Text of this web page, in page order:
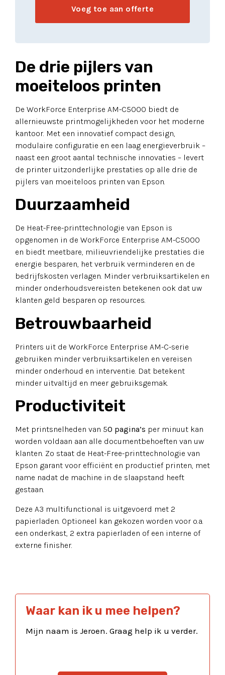
Voeg toe aan offerte
De drie pijlers van
moeiteloos printen
De WorkForce Enterprise AM-C5000 biedt de
allernieuwste printmogelijkheden voor het moderne
kantoor. Met een innovatief compact design,
modulaire configuratie en een laag energieverbruik –
naast een groot aantal technische innovaties – levert
de printer uitzonderlijke prestaties op alle drie de
pijlers van moeiteloos printen van Epson.
Duurzaamheid
De Heat-Free-printtechnologie van Epson is
opgenomen in de WorkForce Enterprise AM-C5000
en biedt meetbare, milieuvriendelijke prestaties die
energie besparen, het verbruik verminderen en de
bedrijfskosten verlagen. Minder verbruiksartikelen en
minder onderhoudsvereisten betekenen ook dat uw
klanten geld besparen op resources.
Betrouwbaarheid
Printers uit de WorkForce Enterprise AM-C-serie
gebruiken minder verbruiksartikelen en vereisen
minder onderhoud en interventie. Dat betekent
minder uitvaltijd en meer gebruiksgemak.
Productiviteit
Met printsnelheden van 50 pagina’s per minuut kan
worden voldaan aan alle documentbehoeften van uw
klanten. Zo staat de Heat-Free-printtechnologie van
Epson garant voor efficiënt en productief printen, met
name nadat de machine in de slaapstand heeft
gestaan.
Deze A3 multifunctional is uitgevoerd met 2
papierladen. Optioneel kan gekozen worden voor o.a.
een onderkast, 2 extra papierladen of een interne of
externe finisher.
Waar kan ik u mee helpen?
Mijn naam is Jeroen. Graag help ik u verder.